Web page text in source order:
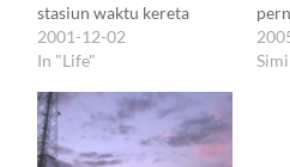
stasiun waktu kereta
berangkat, jadi aku harus
nunggu setengah jam lagi.
terbuka, dan si penjaga
loket yang berkumis tebal
menatap. Aku jadi masuk,
2001-12-02
In "Life"